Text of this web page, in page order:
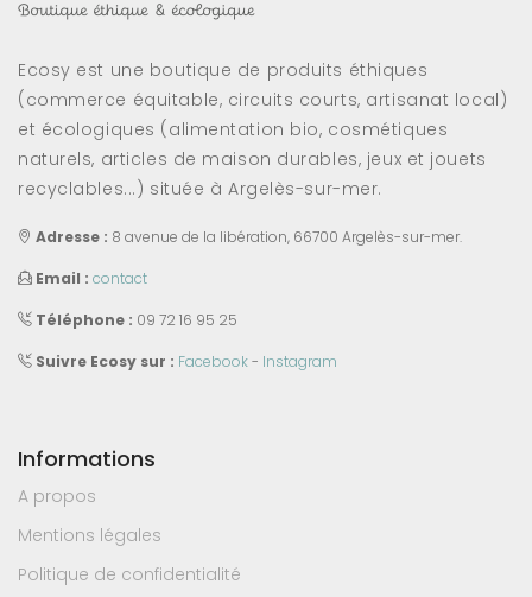
Ecosy est une boutique de produits éthiques
(commerce équitable, circuits courts, artisanat local)
et écologiques (alimentation bio, cosmétiques
naturels, articles de maison durables, jeux et jouets
recyclables...) située à Argelès-sur-mer.
Adresse : 8 avenue de la libération, 66700 Argelès-sur-mer.
Email : contact
Téléphone : 09 72 16 95 25
Suivre Ecosy sur : Facebook- Instagram
Informations
A propos
Mentions légales
Politique de confidentialité